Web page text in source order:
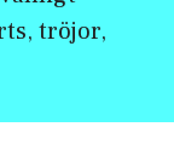
tröjor,